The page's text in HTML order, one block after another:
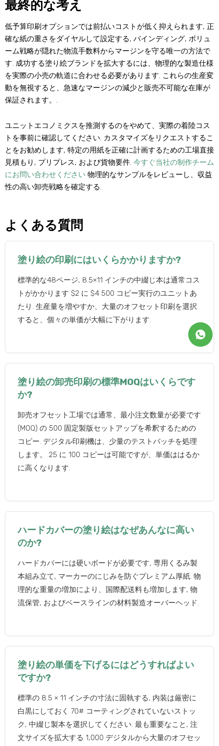
最終的な考え
低予算印刷オプションでは前払いコストが低く抑えられます, 正
確な紙の重さをダイヤルして設定する, バインディング, ボリュ
ーム戦略が隠れた物流手数料からマージンを守る唯一の方法で
す. 成功する塗り絵ブランドを拡大するには、物理​​的な製造仕様
を実際の小売の軌道に合わせる必要があります. これらの生産変
動を無視すると、急速なマージンの減少と販売不可能な在庫が
保証されます。.
ユニットエコノミクスを推測するのをやめて、実際の着陸コス
トを事前に確認してください. カスタマイズをリクエストするこ
とをお勧めします, 特定の用紙を正確に計画するための工場直接
見積もり, プリプレス, および貨物要件. 今すぐ当社の制作チーム
にお問い合わせください 物理的なサンプルをレビューし、収益
性の高い卸売戦略を確定する.
よくある質問
塗り絵の印刷にはいくらかかりますか?
標準的な48ページ, 8.5×11 インチの中綴じ本は通常コス
トがかかります $2 に $4 500 コピー実行のユニットあ
たり. 生産量を増やすか、大量のオフセット印刷を選択
すると、個々の単価が大幅に下がります.
塗り絵の卸売印刷の標準MOQはいくらです
か?
卸売オフセット工場では通常、最小注文数量が必要です
(MOQ) の 500 固定製版セットアップを希釈するための
コピー. デジタル印刷機は、少量のテストバッチを処理
します。 25 に 100 コピーは可能ですが、単価ははるか
に高くなります.
ハードカバーの塗り絵はなぜあんなに高い
のか?
ハードカバーには硬いボードが必要です, 専用くるみ製
本組み立て, マーカーのにじみを防ぐプレミアム厚紙. 物
理的な重量の増加により、国際配送料も増加します, 物
流保管, およびベースラインの材料製造オーバーヘッド.
塗り絵の単価を下げるにはどうすればよい
ですか?
標準の 8.5 × 11 インチの寸法に固執する, 内装は厳密に
白黒にしておく 70# コーティングされていないストッ
ク, 中綴じ製本を選択してください. 最も重要なこと, 注
文サイズを拡大する 1,000 デジタルから大量のオフセッ